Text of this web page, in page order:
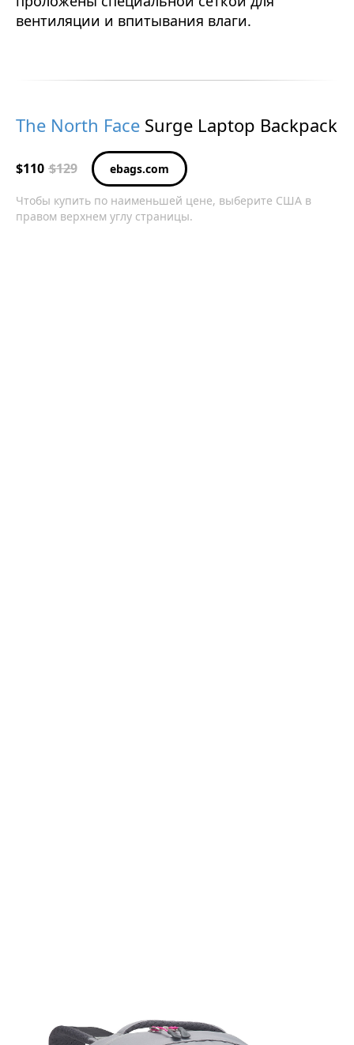
вентиляции и впитывания влаги.
The North Face Surge Laptop Backpack
$110 $129 ebags.com
Чтобы купить по наименьшей цене, выберите США в
правом верхнем углу страницы.